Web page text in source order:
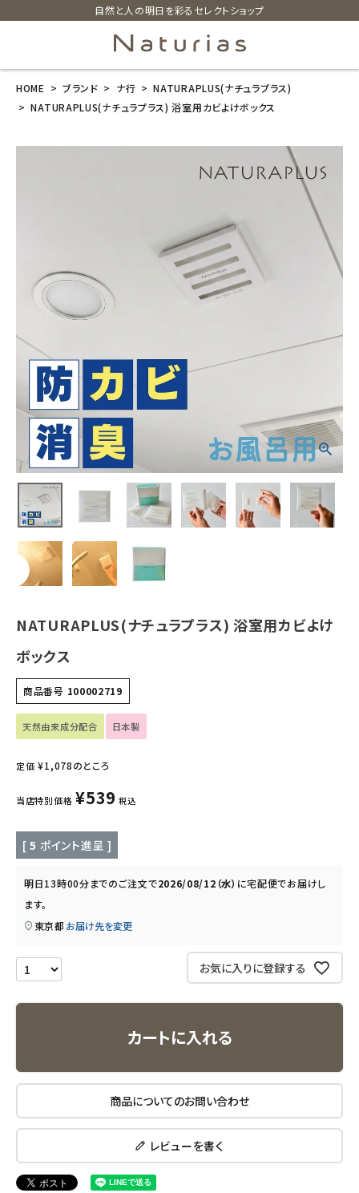
自然と人の明日を彩るセレクトショップ
search
(ナチュラプラ
ス) 浴室用カビ
よけボックス
¥539
ホーム
新商品
カテゴリーから探す
美容・コスメ・香水
衛生用品
日用品雑貨
フェムケア
インナー・下着・ナイトウェア
キッズ・ベビー・マタニティ
フード・ドリンク
ブランド
オリジナルブランド
ナチュラムーン
アルマウィン
アルモニベルツ
HOME ブランド ナ行
NATURAPLUS(ナチュラプラス)
NATURAPLUS(ナチュラプラス) 浴室用カビよけボックス
NATURAPLUS(ナチュラプラス) 浴室用カビよけ
ボックス
商品番号 100002719
天然由来成分配合 日本製
定価 ¥1,078のところ
当店特別価格 ¥539 税込
[ 5 ポイント進呈 ]
明日13時00分までのご注文で2026/08/12（水） に宅配便でお届けし
ます。
東京都 お届け先を変更
お気に入りに登録する
カートに入れる
商品についてのお問い合わせ
レビューを書く